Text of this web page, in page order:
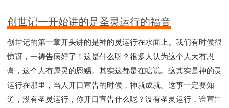
创世记一开始讲的是圣灵运行的福音
创世记的第一章开头讲的是神的灵运行在水面上。我们有时候很
惊讶，一祷告病好了！这是什么呀？很多人认为这个人大有恩
膏，这个人有属灵的恩赐。其实这都是在瞎说。这其实是神的灵
运行在那里，当人开口宣告的时候，神就成就。这事一定要知
道，没有圣灵运行，你开口宣告什么呢？没有圣灵运行，谁宣告